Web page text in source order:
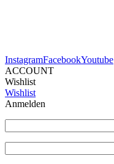
InstagramFacebookYoutube
ACCOUNT
Wishlist
Wishlist
Anmelden